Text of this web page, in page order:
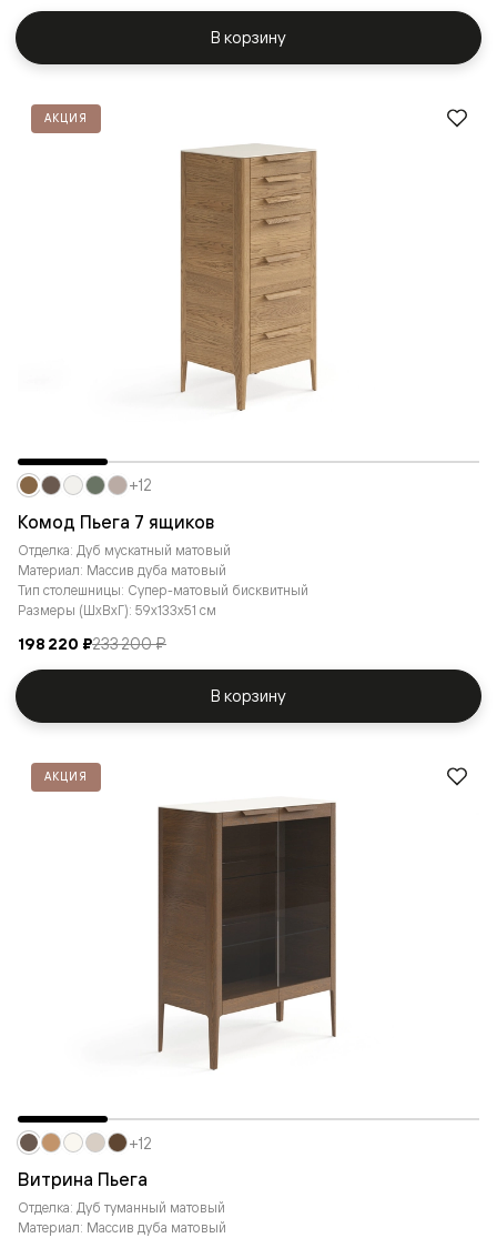
В корзину
АКЦИЯ
Комод Пьега 7 ящиков
Отделка: Дуб мускатный матовый
Материал: Массив дуба матовый
Тип столешницы: Супер-матовый бисквитный
Размеры (ШxВxГ): 59x133x51 см
198 220 ₽233 200 ₽
+12
В корзину
АКЦИЯ
Витрина Пьега
Отделка: Дуб туманный матовый
Материал: Массив дуба матовый
+12